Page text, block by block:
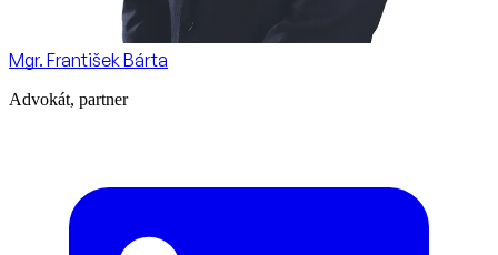
Mgr. František Bárta
Advokát, partner